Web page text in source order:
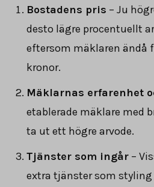
Bostadens pris – Ju
desto lägre procentuellt
eftersom mäklaren ändå
kronor.
Mäklarnas erfarenhet
etablerade mäklare med
ta ut ett högre arvode.
Tjänster som ingår –
extra tjänster som